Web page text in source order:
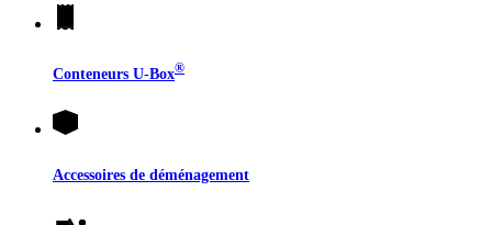
Conteneurs U-Box®
Accessoires de déménagement